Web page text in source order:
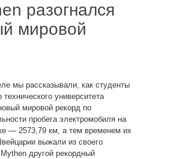
разогнался
мировой
мы рассказывали, как студенты
университета
мировой рекорд по
пробега электромобиля на
— 2573,79 км, а тем временем их
выжали из своего
другой рекордный